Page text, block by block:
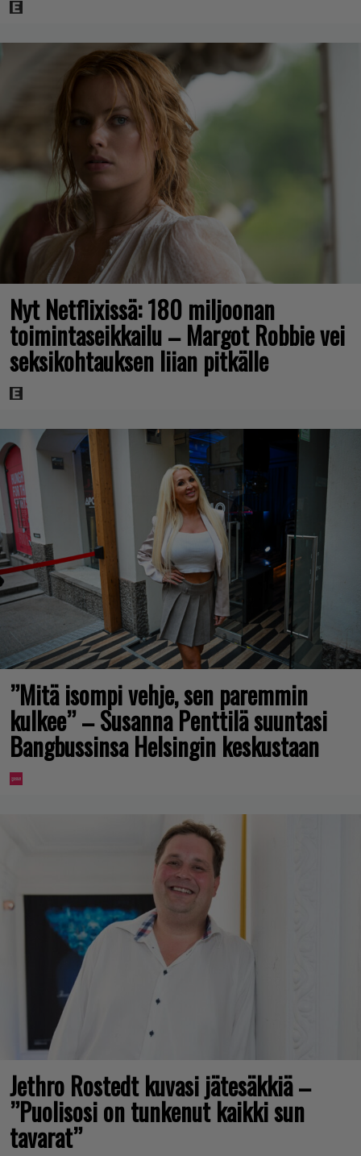
Nyt Netflixissä: 180 miljoonan
toimintaseikkailu – Margot Robbie vei
seksikohtauksen liian pitkälle
”Mitä isompi vehje, sen paremmin
kulkee” – Susanna Penttilä suuntasi
Bangbussinsa Helsingin keskustaan
Jethro Rostedt kuvasi jätesäkkiä –
”Puolisosi on tunkenut kaikki sun
tavarat”